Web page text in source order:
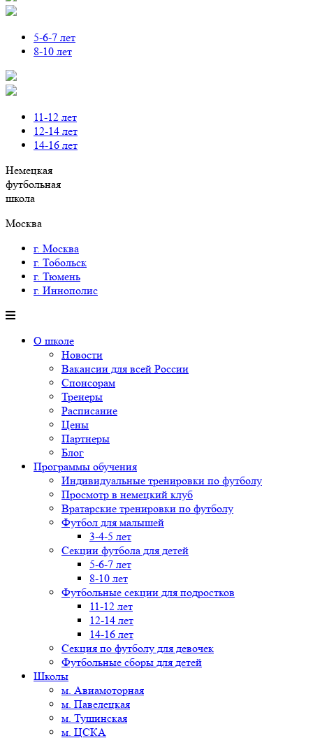
5-6-7 лет
8-10 лет
11-12 лет
12-14 лет
14-16 лет
Немецкая
футбольная
школа
Москва
г. Москва
г. Тобольск
г. Тюмень
г. Иннополис
О школе
Новости
Вакансии для всей России
Спонсорам
Тренеры
Расписание
Цены
Партнеры
Блог
Программы обучения
Индивидуальные тренировки по футболу
Просмотр в немецкий клуб
Вратарские тренировки по футболу
Футбол для малышей
3-4-5 лет
Секции футбола для детей
5-6-7 лет
8-10 лет
Футбольные секции для подростков
11-12 лет
12-14 лет
14-16 лет
Секция по футболу для девочек
Футбольные сборы для детей
Школы
м. Авиамоторная
м. Павелецкая
м. Тушинская
м. ЦСКА